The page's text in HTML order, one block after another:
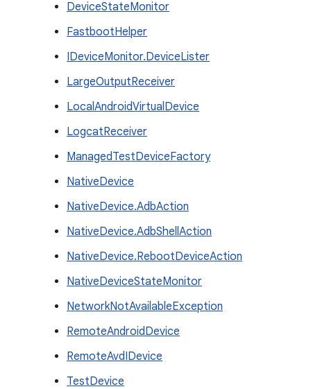
DeviceStateMonitor
FastbootHelper
IDeviceMonitor.DeviceLister
LargeOutputReceiver
LocalAndroidVirtualDevice
LogcatReceiver
ManagedTestDeviceFactory
NativeDevice
NativeDevice.AdbAction
NativeDevice.AdbShellAction
NativeDevice.RebootDeviceAction
NativeDeviceStateMonitor
NetworkNotAvailableException
RemoteAndroidDevice
RemoteAvdIDevice
TestDevice